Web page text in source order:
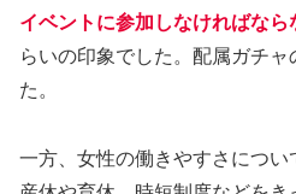
イベントに参加しなければなら
らいの印象でした。配属ガチ
た。
一方、女性の働きやすさについ